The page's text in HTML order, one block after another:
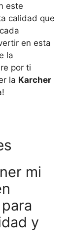
este
calidad que
en esta
la
por ti
la Karcher
mi
y